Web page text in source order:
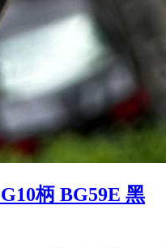
柄 BG59E 黑